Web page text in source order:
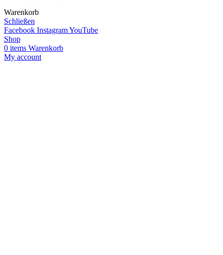
Warenkorb
Schließen
Facebook InstagramYouTube
Shop
0 items Warenkorb
My account